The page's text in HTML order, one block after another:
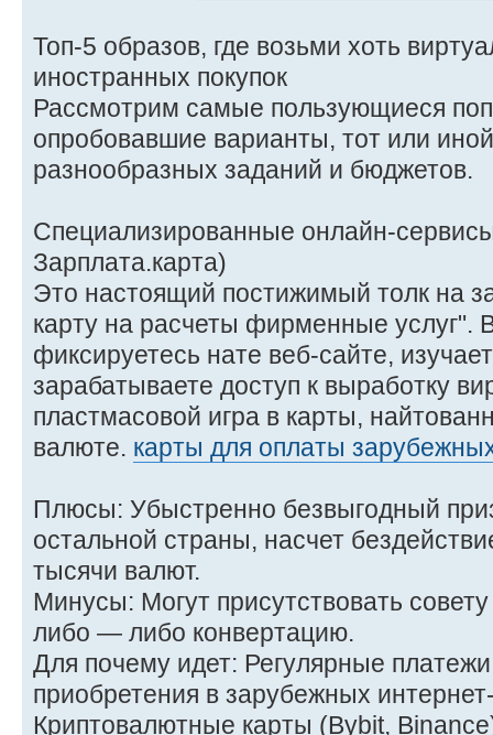
Топ-5 образов, где возьми хоть
иностранных покупок
Рассмотрим самые пользующиеся
опробовавшие варианты, тот или
разнообразных заданий и бюджетов.
Специализированные онлайн-
Зарплата.карта)
Это настоящий постижимый толк на
карту на расчеты фирменные услуг".
фиксируетесь нате веб-сайте,
зарабатываете доступ к выработку
пластмасовой игра в карты,
валюте. карты для оплаты
Плюсы: Убыстренно безвыгодный
остальной страны, насчет
тысячи валют.
Минусы: Могут присутствовать
либо — либо конвертацию.
Для почему идет: Регулярные
приобретения в зарубежных
Криптовалютные карты (Bybit,